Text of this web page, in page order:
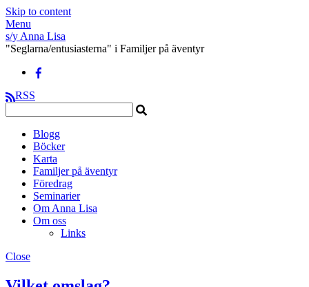
Skip to content
Menu
s/y Anna Lisa
"Seglarna/entusiasterna" i Familjer på äventyr
RSS
Blogg
Böcker
Karta
Familjer på äventyr
Föredrag
Seminarier
Om Anna Lisa
Om oss
Links
Close